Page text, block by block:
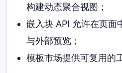
构建动态聚合视图；
嵌入块 API 允许在页面
与外部预览；
模板市场提供可复用的